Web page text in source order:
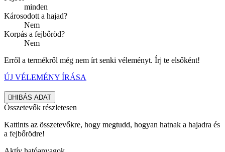
minden
Károsodott a hajad?
Nem
Korpás a fejbőröd?
Nem
Erről a termékről még nem írt senki véleményt. Írj te elsőként!
ÚJ VÉLEMÉNY ÍRÁSA
HIBÁS ADAT
Összetevők részletesen
Kattints az összetevőkre, hogy megtudd, hogyan hatnak a hajadra és
a fejbőrödre!